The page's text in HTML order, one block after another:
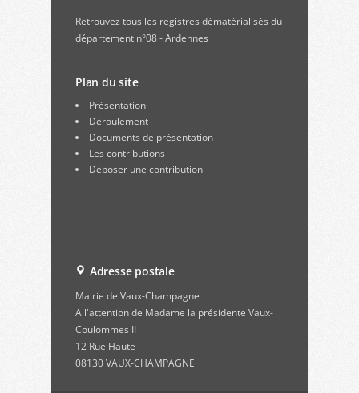
Retrouvez tous les registres dématérialisés du
département n°08 - Ardennes
Plan du site
Présentation
Déroulement
Documents de présentation
Les contributions
Déposer une contribution
Adresse postale
Mairie de Vaux-Champagne
A l'attention de Madame la présidente Vaux-
Coulommes II
12 Rue Haute
08130 VAUX-CHAMPAGNE